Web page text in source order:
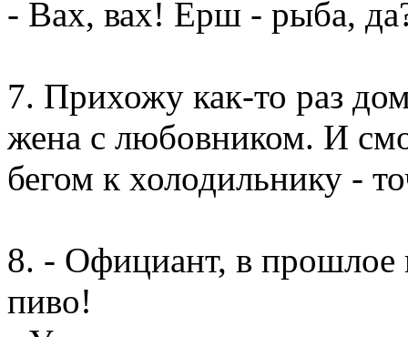
- Вах, вах! Ерш - рыба,
7. Прихожу как-то раз
жена с любовником. И
бегом к холодильнику -
8. - Официант, в прошлое
пиво!